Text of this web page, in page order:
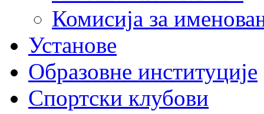
Комисија за
Установе
Образовне институције
Спортски клубови